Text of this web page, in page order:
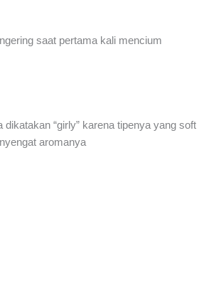
saat pertama kali mencium
dikatakan “girly” karena tipenya yang soft
aromanya